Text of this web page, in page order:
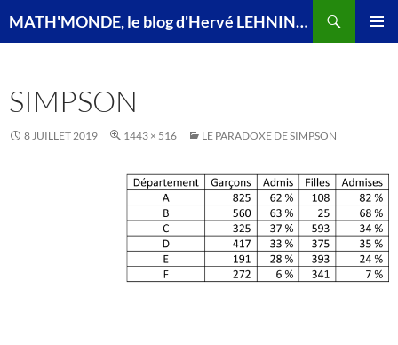
MATH'MONDE, le blog d'Hervé LEHNING, agrégé de mathématiques
SIMPSON
8 JUILLET 2019 1443 × 516 LE PARADOXE DE SIMPSON